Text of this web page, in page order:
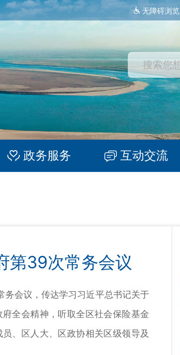
无障碍浏览
政务服务 互动交流
第39次常务会议
会议，传达学习习近平总书记关于
全会精神，听取全区社会保险基金
、区人大、区政协相关区级领导及